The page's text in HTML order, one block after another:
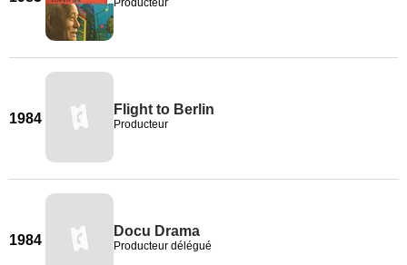
Producteur
1984
Flight to Berlin
Producteur
1984
Docu Drama
Producteur délégué